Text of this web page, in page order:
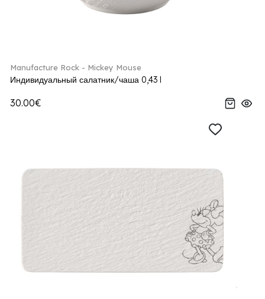
Manufacture Rock - Mickey Mouse
Индивидуальный салатник/чаша 0,43 l
30.00€